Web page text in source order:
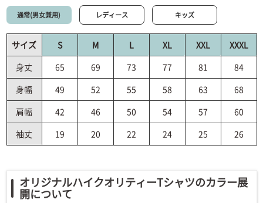
通常(男女兼用) レディース キッズ
サイズ S M L XL XXL
XXXL
身丈
65 69 73 77 81
84
身幅
49 52 55 58 63
68
肩幅
42 46 50 54 57
60
袖丈
19 20 22 24 25 26
オリジナルハイクオリティーTシャツのカラー展
開について